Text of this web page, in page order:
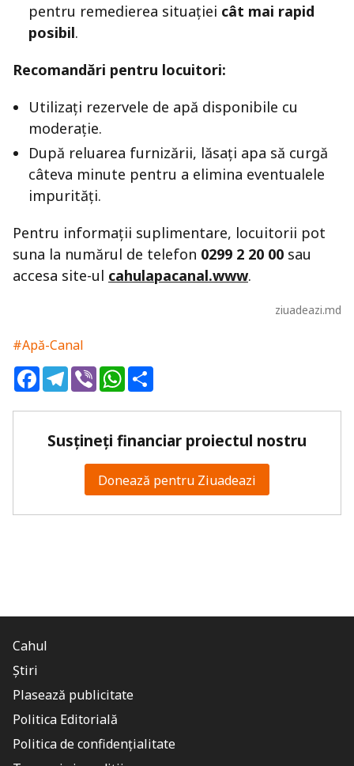
pentru remedierea situației cât mai rapid
posibil.
Recomandări pentru locuitori:
Utilizați rezervele de apă disponibile cu
moderație.
După reluarea furnizării, lăsați apa să curgă
câteva minute pentru a elimina eventualele
impurități.
Pentru informații suplimentare, locuitorii pot
suna la numărul de telefon 0299 2 20 00 sau
accesa site-ul cahulapacanal.www.
ziuadeazi.md
#Apă-Canal
FacebookTelegram
ViberWhatsApp
Susțineți financiar proiectul nostru
Donează pentru Ziuadeazi
Cahul
Știri
Plasează publicitate
Politica Editorială
Politica de confidențialitate